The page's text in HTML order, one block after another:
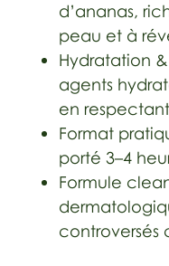
d’ananas,
peau et à
Hydratation
agents
en
Format
porté 3–4
Formule
controversés